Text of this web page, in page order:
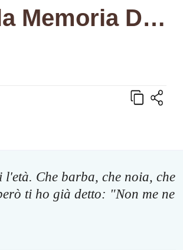
La Vita Dei Morti Sta Nella Memoria Dei Vivi
Che barba, che noia, che
ti ho già detto: "Non me ne